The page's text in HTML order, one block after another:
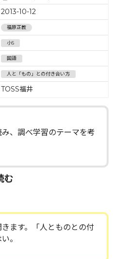
2013-10-12
福原正教
小5
国語
人と「もの」との付き合い方
TOSS福井
、調べ学習のテーマを考
む
ます。「人とものとの付
。